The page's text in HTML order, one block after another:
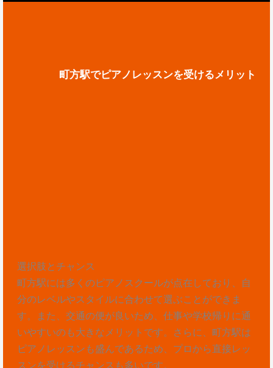
町方駅でピアノレッスンを受けるメリット
選択肢とチャンス
町方駅には多くのピアノスクールが点在しており、自
分のレベルやスタイルに合わせて選ぶことができま
す。また、交通の便が良いため、仕事や学校帰りに通
いやすいのも大きなメリットです。さらに、町方駅は
ピアノレッスンも盛んであるため、プロから直接レッ
スンを受けるチャンスも多いです。